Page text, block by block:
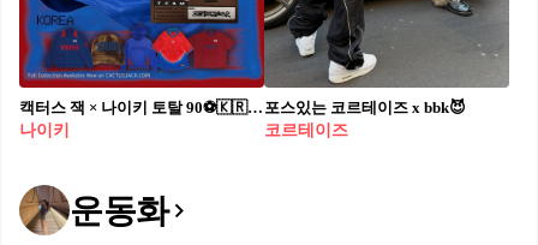
캑터스 잭 × 나이키 토탈 90⚽️🇰🇷 캑터스 잭이 또 풀었어요🔥이번엔 9개국이 한 번에! 트래비스 스콧(Travis Scott)의 캑터스 잭(Cactus Jack)이 나이키(Nike)와 만든 토탈 90(Total 90) 컬렉션이 2차 드롭을 풀었어요. 캐나다·콜롬비아·독일·멕시코·모로코·노르웨이·세네갈·스페인에 USA V2까지 9개 라인이 한 번에 합류했죠. 1차 10개국에 이은 두 번째 확장이에요. 판매 방식이 독특해요. 응원 팀이 탈락하면 그 나라 라인도 사라져서, 살아 있을 때 사야 하죠. 가격은 $52~168 선, 캑터스 잭 공식 사이트(cactusjack.com)에서 풀려요. 한국은 이번 2차엔 없고, 1차 드롭(6월 11일)에 ‘KOREA’ 이미 나왔습니다. • 캑터스 잭 × 나이키 토탈 90 저지
나이키
포스있는 코르테이즈 x bbk😈
코르테이즈
운동화